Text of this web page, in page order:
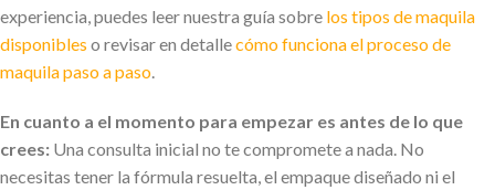
experiencia, puedes leer nuestra guía sobre los tipos de maquila
disponibles o revisar en detallecómo funciona el proceso de
maquila paso a paso
En cuanto a el momento para empezar es antes de lo que
crees: Una consulta inicial no te compromete a nada. No
necesitas tener la fórmula resuelta, el empaque diseñado ni el